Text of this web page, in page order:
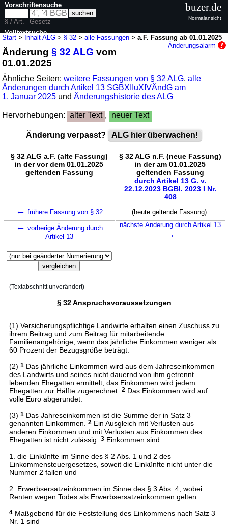
Start > Inhalt ALG > § 32 >alle Fassungen >a.F. Fassung ab 01.01.2025
Änderungsalarm
Änderung§ 32 ALG vom
01.01.2025
Ähnliche Seiten:weitere Fassungen von § 32 ALG,alle
Änderungen durch Artikel 13 SGBXIIuXIVÄndG am
1. Januar 2025 undÄnderungshistorie des ALG
Hervorhebungen: alter Text , neuer Text
Änderung verpasst? ALG hier überwachen!
§ 32 ALG a.F. (alte Fassung)
in der vor dem 01.01.2025
geltenden Fassung
§ 32 ALG n.F. (neue Fassung)
in der am 01.01.2025
geltenden Fassung
durch Artikel 13 G. v.
22.12.2023 BGBl. 2023 I Nr.
408
← frühere Fassung von § 32 (heute geltende Fassung)
← vorherige Änderung durch
Artikel 13
nächste Änderung durch Artikel 13
→
(Textabschnitt unverändert)
§ 32 Anspruchsvoraussetzungen
(1) Versicherungspflichtige Landwirte erhalten einen Zuschuss zu
ihrem Beitrag und zum Beitrag für mitarbeitende
Familienangehörige, wenn das jährliche Einkommen weniger als
60 Prozent der Bezugsgröße beträgt.
(2) 1Das jährliche Einkommen wird aus dem Jahreseinkommen
des Landwirts und seines nicht dauernd von ihm getrennt
lebenden Ehegatten ermittelt; das Einkommen wird jedem
Ehegatten zur Hälfte zugerechnet.
2Das Einkommen wird auf
volle Euro abgerundet.
(3) 1Das Jahreseinkommen ist die Summe der in Satz 3
genannten Einkommen.
2Ein Ausgleich mit Verlusten aus
anderen Einkommen und mit Verlusten aus Einkommen des
Ehegatten ist nicht zulässig.
3Einkommen sind
1. die Einkünfte im Sinne des § 2 Abs. 1 und 2 des
Einkommensteuergesetzes, soweit die Einkünfte nicht unter die
Nummer 2 fallen und
2. Erwerbsersatzeinkommen im Sinne des § 3 Abs. 4, wobei
Renten wegen Todes als Erwerbsersatzeinkommen gelten.
4Maßgebend für die Feststellung des Einkommens nach Satz 3
Nr. 1 sind
Vorschriftensuche
§ / Art.
Gesetz
Volltextsuche
nur in ALG
buzer.de
Normalansicht